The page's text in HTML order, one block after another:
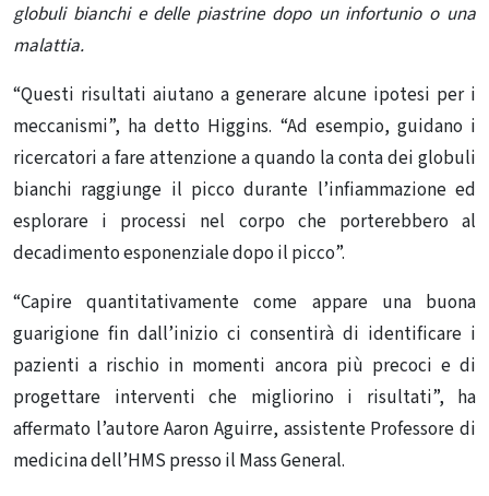
globuli bianchi e delle piastrine dopo un infortunio o una
malattia.
“Questi risultati aiutano a generare alcune ipotesi per i
meccanismi”, ha detto Higgins. “Ad esempio, guidano i
ricercatori a fare attenzione a quando la conta dei globuli
bianchi raggiunge il picco durante l’infiammazione ed
esplorare i processi nel corpo che porterebbero al
decadimento esponenziale dopo il picco”.
“Capire quantitativamente come appare una buona
guarigione fin dall’inizio ci consentirà di identificare i
pazienti a rischio in momenti ancora più precoci e di
progettare interventi che migliorino i risultati”, ha
affermato l’autore Aaron Aguirre, assistente Professore di
medicina dell’HMS presso il Mass General.